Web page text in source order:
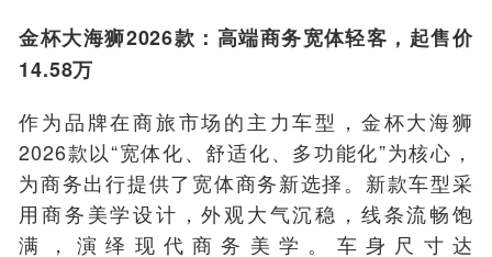
金杯大海狮2026款：高端商务宽体轻客，起售价
14.58万
作为品牌在商旅市场的主力车型，金杯大海狮
2026款以“宽体化、舒适化、多功能化”为核心，
为商务出行提供了宽体商务新选择。新款车型采
用商务美学设计，外观大气沉稳，线条流畅饱
满，演绎现代商务美学。车身尺寸达